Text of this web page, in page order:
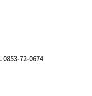
0853-72-0674